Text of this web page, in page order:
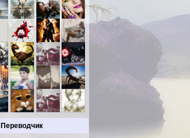
Переводчик